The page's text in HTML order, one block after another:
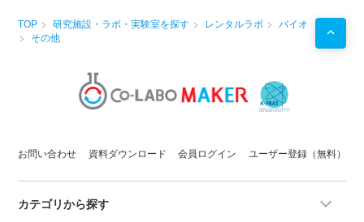
TOP 研究施設・ラボ・実験室を探す レンタルラボ
バイオ
その他
お問い合わせ 資料ダウンロード 会員ログイン ユーザー登録（無料）
カテゴリから探す